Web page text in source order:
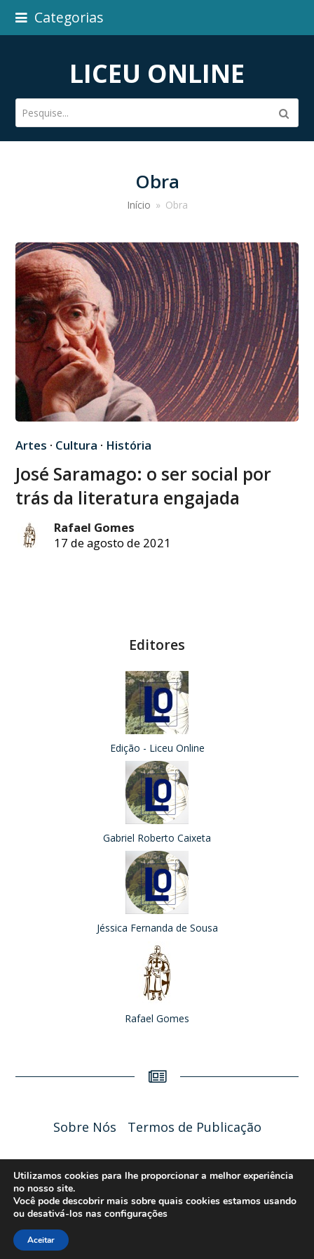
Categorias
LICEU ONLINE
Pesquise...
Obra
Início » Obra
Artes · Cultura · História
José Saramago: o ser social por
trás da literatura engajada
Rafael Gomes
17 de agosto de 2021
Editores
Edição - Liceu Online
Gabriel Roberto Caixeta
Jéssica Fernanda de Sousa
Rafael Gomes
Sobre Nós Termos de Publicação
Liceu Online 2026 - Política de Privacidade
Utilizamos cookies para lhe proporcionar a melhor experiência
no nosso site.
Você pode descobrir mais sobre quais cookies estamos usando
ou desativá-los nas configurações
Aceitar